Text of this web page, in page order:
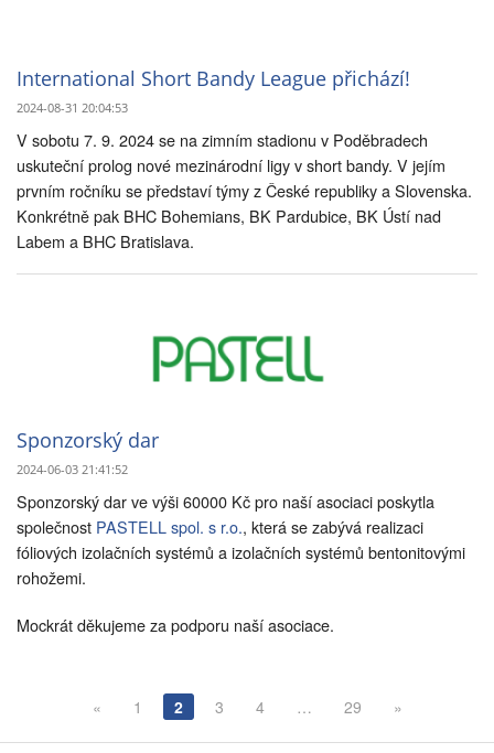
International Short Bandy League přichází!
2024-08-31 20:04:53
V sobotu 7. 9. 2024 se na zimním stadionu v Poděbradech
uskuteční prolog nové mezinárodní ligy v short bandy. V jejím
prvním ročníku se představí týmy z České republiky a Slovenska.
Konkrétně pak BHC Bohemians, BK Pardubice, BK Ústí nad
Labem a BHC Bratislava.
Sponzorský dar
2024-06-03 21:41:52
Sponzorský dar ve výši 60000 Kč pro naší asociaci poskytla
společnost PASTELL spol. s r.o., která se zabývá realizaci
fóliových izolačních systémů a izolačních systémů bentonitovými
rohožemi.
Mockrát děkujeme za podporu naší asociace.
« 1 2 3 4 … 29 »